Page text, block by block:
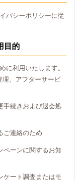
バシーポリシーに従
目的
に利用いたします。
理、アフターサービ
手続きおよび退会処
ご連絡のため
ペーンに関するお知
ケート調査またはモ